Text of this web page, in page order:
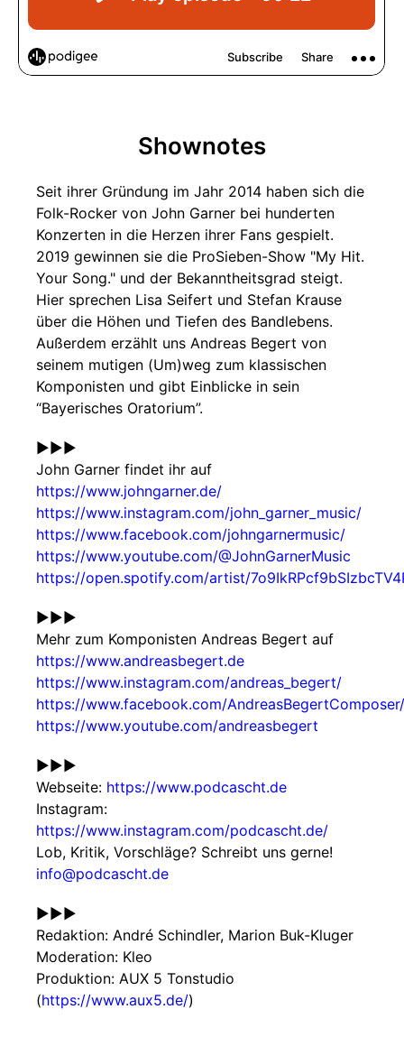
Shownotes
Seit ihrer Gründung im Jahr 2014 haben sich die
Folk-Rocker von John Garner bei hunderten
Konzerten in die Herzen ihrer Fans gespielt.
2019 gewinnen sie die ProSieben-Show "My Hit.
Your Song." und der Bekanntheitsgrad steigt.
Hier sprechen Lisa Seifert und Stefan Krause
über die Höhen und Tiefen des Bandlebens.
Außerdem erzählt uns Andreas Begert von
seinem mutigen (Um)weg zum klassischen
Komponisten und gibt Einblicke in sein
“Bayerisches Oratorium”.
►►►
John Garner findet ihr auf
https://www.johngarner.de/
https://www.instagram.com/john_garner_music/
https://www.facebook.com/johngarnermusic/
https://www.youtube.com/@JohnGarnerMusic
https://open.spotify.com/artist/
►►►
Mehr zum Komponisten Andreas Begert auf
https://www.andreasbegert.de
https://www.instagram.com/andreas_begert/
https://www.facebook.com/AndreasBegertComposer/
https://www.youtube.com/andreasbegert
►►►
Webseite: https://www.podcascht.de
Instagram:
https://www.instagram.com/podcascht.de/
Lob, Kritik, Vorschläge? Schreibt uns gerne!
info@podcascht.de
►►►
Redaktion: André Schindler, Marion Buk-Kluger
Moderation: Kleo
Produktion: AUX 5 Tonstudio
(https://www.aux5.de/)